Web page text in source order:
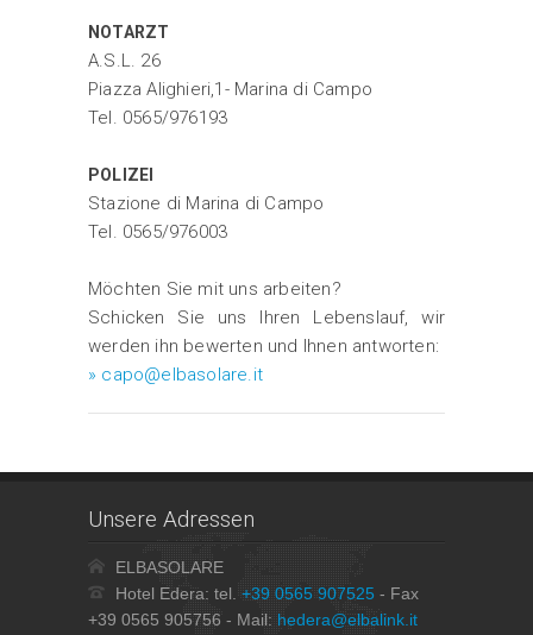
NOTARZT
A.S.L. 26
Piazza Alighieri,1- Marina di Campo
Tel. 0565/976193
POLIZEI
Stazione di Marina di Campo
Tel. 0565/976003
Möchten Sie mit uns arbeiten?
Schicken Sie uns Ihren Lebenslauf, wir
werden ihn bewerten und Ihnen antworten:
» capo@elbasolare.it
Unsere Adressen
ELBASOLARE
Hotel Edera: tel. +39 0565 907525 - Fax
+39 0565 905756 - Mail: hedera@elbalink.it